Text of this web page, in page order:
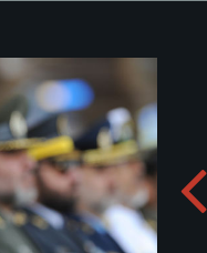
des universités
Télécharger l'album: